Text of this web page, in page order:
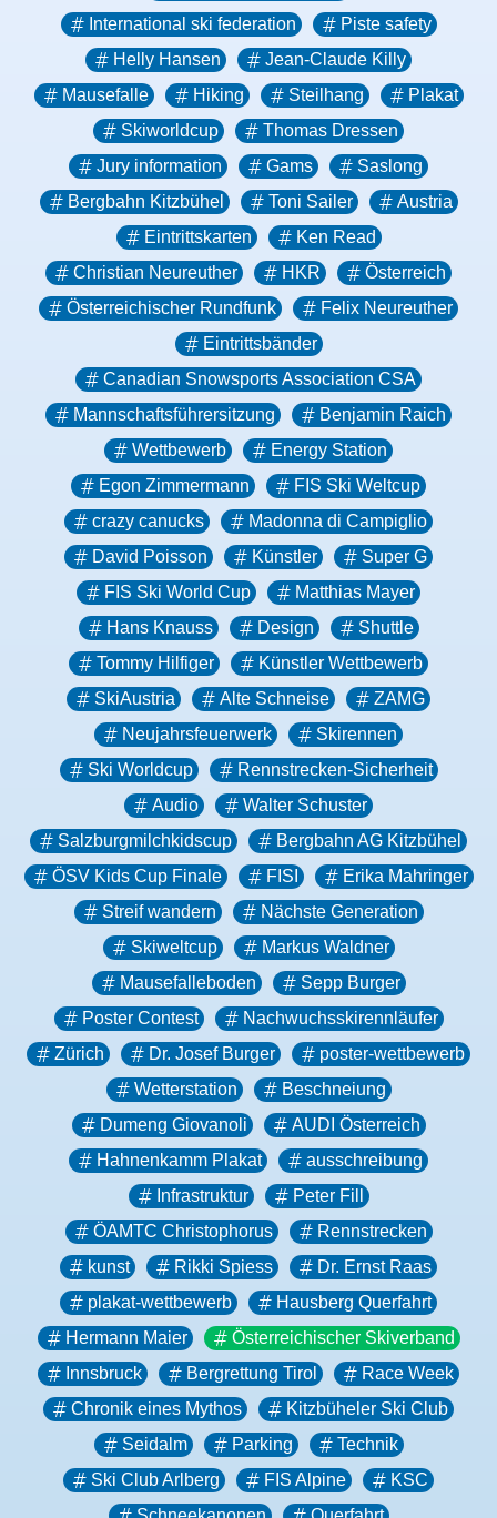
International ski federation
Piste safety
Helly Hansen
Jean-Claude Killy
Mausefalle
Hiking Steilhang
Plakat
Skiworldcup
Thomas Dressen
Jury information
Gams
Saslong
Bergbahn Kitzbühel
Toni Sailer
Austria
Eintrittskarten
Ken Read
Christian Neureuther
HKR
Österreich
Österreichischer Rundfunk
Felix Neureuther
Eintrittsbänder
Canadian Snowsports Association CSA
Mannschaftsführersitzung
Benjamin Raich
Wettbewerb
Energy Station
Egon Zimmermann
FIS Ski Weltcup
crazy canucks
Madonna di Campiglio
David Poisson
Künstler
Super G
FIS Ski World Cup
Matthias Mayer
Hans Knauss
Design
Shuttle
Tommy Hilfiger
Künstler Wettbewerb
SkiAustria
Alte Schneise
ZAMG
Neujahrsfeuerwerk
Skirennen
Ski Worldcup
Rennstrecken-Sicherheit
Audio
Walter Schuster
Salzburgmilchkidscup
Bergbahn AG Kitzbühel
ÖSV Kids Cup Finale
FISI
Erika Mahringer
Streif wandern
Nächste Generation
Skiweltcup
Markus Waldner
Mausefalleboden
Sepp Burger
Poster Contest
Nachwuchsskirennläufer
Zürich
Dr. Josef Burger
poster-wettbewerb
Wetterstation
Beschneiung
Dumeng Giovanoli
AUDI Österreich
Hahnenkamm Plakat
ausschreibung
Infrastruktur
Peter Fill
ÖAMTC Christophorus
Rennstrecken
kunst
Rikki Spiess
Dr. Ernst Raas
plakat-wettbewerb
Hausberg Querfahrt
Hermann Maier
Österreichischer Skiverband
Innsbruck
Bergrettung Tirol
Race Week
Chronik eines Mythos
Kitzbüheler Ski Club
Seidalm
Parking
Technik
Ski Club Arlberg
FIS Alpine
KSC